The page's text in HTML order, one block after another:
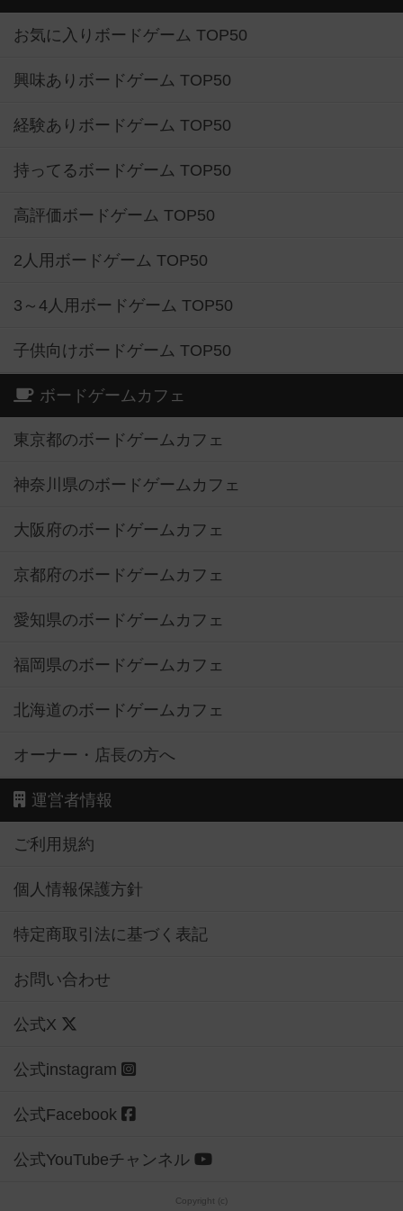
お気に入りボードゲーム TOP50
興味ありボードゲーム TOP50
経験ありボードゲーム TOP50
持ってるボードゲーム TOP50
高評価ボードゲーム TOP50
2人用ボードゲーム TOP50
3～4人用ボードゲーム TOP50
子供向けボードゲーム TOP50
ボードゲームカフェ
東京都のボードゲームカフェ
神奈川県のボードゲームカフェ
大阪府のボードゲームカフェ
京都府のボードゲームカフェ
愛知県のボードゲームカフェ
福岡県のボードゲームカフェ
北海道のボードゲームカフェ
オーナー・店長の方へ
運営者情報
ご利用規約
個人情報保護方針
特定商取引法に基づく表記
お問い合わせ
公式X
公式instagram
公式Facebook
公式YouTubeチャンネル
Copyright (c)